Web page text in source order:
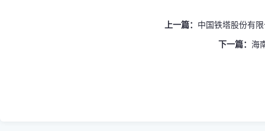
上一篇： 中国铁塔股份有
下一篇： 海